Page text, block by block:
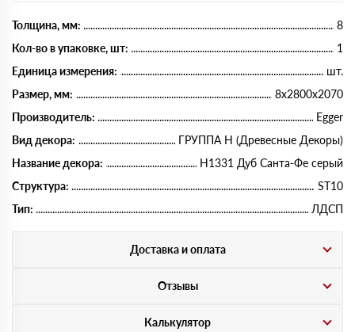
Толщина, мм:
8
Кол-во в упаковке, шт:
1
Единица измерения:
шт.
Размер, мм:
8х2800х2070
Производитель:
Egger
Вид декора:
ГРУППА Н (Древесные Декоры)
Название декора:
H1331 Дуб Санта-Фе серый
Структура:
ST10
Тип:
ЛДСП
Доставка и оплата
Отзывы
Калькулятор